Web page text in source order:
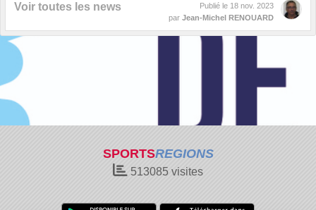
Voir toutes les news Publié le 18 nov. 2023
par Jean-Michel RENOUARD
SPORTSREGIONS
513085 visites